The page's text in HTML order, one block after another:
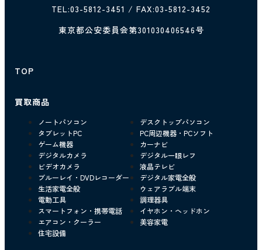
TEL:03-5812-3451 / FAX:03-5812-3452
東京都公安委員会第301030406546号
TOP
買取商品
ノートパソコン
デスクトップパソコン
タブレットPC
PC周辺機器・PCソフト
ゲーム機器
カーナビ
デジタルカメラ
デジタル一眼レフ
ビデオカメラ
液晶テレビ
ブルーレイ・DVDレコーダー
デジタル家電全般
生活家電全般
ウェアラブル端末
電動工具
調理器具
スマートフォン・携帯電話
イヤホン・ヘッドホン
エアコン・クーラー
美容家電
住宅設備